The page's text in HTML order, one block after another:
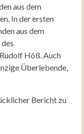
aus dem
In der ersten
aus dem
Höß. Auch
Überlebende,
Bericht zu